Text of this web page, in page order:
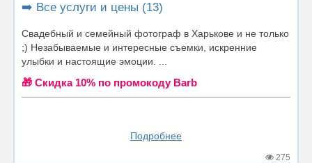
➡️ Все услуги и цены (13)
Свадебный и семейный фотограф в Харькове и не только
;) Незабываемые и интересные съемки, искренние
улыбки и настоящие эмоции. ...
🎁 Cкидка 10% по промокоду Barb
Подробнее
275